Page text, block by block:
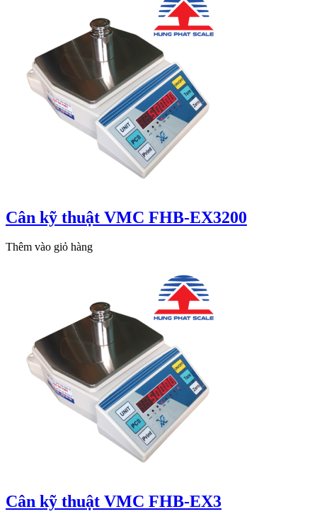
Cân kỹ thuật VMC FHB-EX3200
Thêm vào giỏ hàng
Cân kỹ thuật VMC FHB-EX3